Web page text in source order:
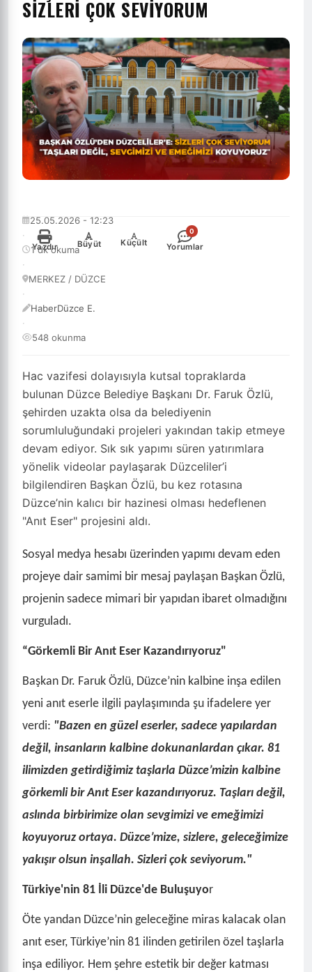
SİZLERİ ÇOK SEVİYORUM
Hac vazifesi dolayısıyla kutsal topraklarda
bulunan Düzce Belediye Başkanı Dr. Faruk Özlü,
şehirden uzakta olsa da belediyenin
sorumluluğundaki projeleri yakından takip etmeye
devam ediyor. Sık sık yapımı süren yatırımlara
yönelik videolar paylaşarak Düzceliler’i
bilgilendiren Başkan Özlü, bu kez rotasına
Düzce’nin kalıcı bir hazinesi olması hedeflenen
"Anıt Eser" projesini aldı.
25.05.2026 - 12:23
·
1 dk okuma
·
MERKEZ / DÜZCE
·
HaberDüzce E.
·
548 okunma
Yazdır
+
Büyüt
-
Küçült
0
Yorumlar
Sosyal medya hesabı üzerinden yapımı devam eden
projeye dair samimi bir mesaj paylaşan Başkan Özlü,
projenin sadece mimari bir yapıdan ibaret olmadığını
vurguladı.
“Görkemli Bir Anıt Eser Kazandırıyoruz"
Başkan Dr. Faruk Özlü, Düzce’nin kalbine inşa edilen
yeni anıt eserle ilgili paylaşımında şu ifadelere yer
verdi: "Bazen en güzel eserler, sadece yapılardan
değil, insanların kalbine dokunanlardan çıkar. 81
ilimizden getirdiğimiz taşlarla Düzce’mizin kalbine
görkemli bir Anıt Eser kazandırıyoruz. Taşları değil,
aslında birbirimize olan sevgimizi ve emeğimizi
koyuyoruz ortaya. Düzce’mize, sizlere, geleceğimize
yakışır olsun inşallah. Sizleri çok seviyorum."
Türkiye'nin 81 İli Düzce'de Buluşuyor
Öte yandan Düzce’nin geleceğine miras kalacak olan
anıt eser, Türkiye’nin 81 ilinden getirilen özel taşlarla
inşa ediliyor. Hem şehre estetik bir değer katması